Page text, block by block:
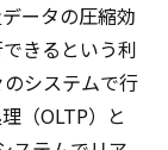
ータの圧縮効
きるという利
システムで行
（OLTP）と